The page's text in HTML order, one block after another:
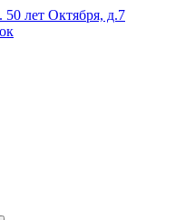
50 лет Октября, д.7